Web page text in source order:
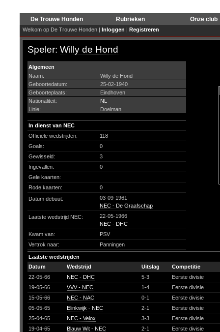
De Trouwe Honden Rubrieken Onze club
Welkom op De Trouwe Honden | Inloggen | Registreren
Speler: Willy de Hond
Algemeen
Naam:
Willy de Hond
Geboortedatum:
25-02-1940
Geboorteplaats:
Eindhoven
Nationaliteit:
NL
Linie:
Doelman
In dienst van NEC
Officiële wedstrijden:
118
Goals:
0
Gewisseld:
3
Ingevallen:
0
Gele kaarten:
Rode kaarten:
0
Datum debuut:
03-09-1961
NEC - De Graafschap
Laatste wedstrijd NEC:
22-05-1966
NEC - DHC
Kwam van:
PSV
Vertrok naar:
Panningen
Laatste wedstrijden
Datum
Wedstrijd Uitslag
Competitie
22-05-66
NEC - DHC 5-3
Eerste divisie
19-05-66
VVV - NEC 1-4
Eerste divisie
15-05-66
NEC - NAC 0-1
Eerste divisie
05-05-65
Elinkwijk - NEC 2-1
Eerste divisie
25-04-65
NEC - Velox 3-3
Eerste divisie
19-04-65
Blauw Wit - NEC 2-1
Eerste divisie